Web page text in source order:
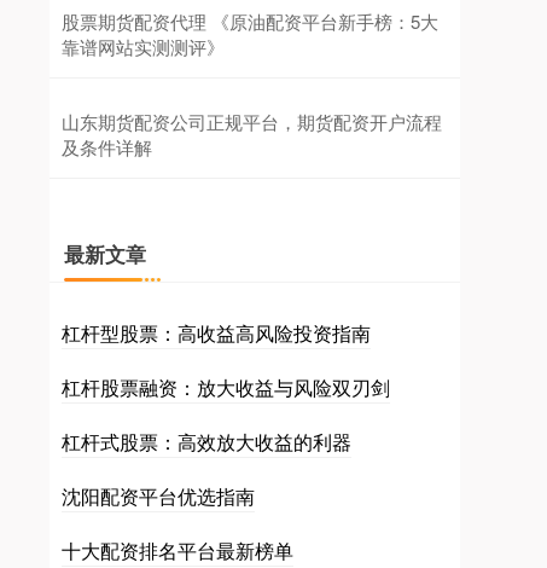
股票期货配资代理 《原油配资平台新手榜：5大
靠谱网站实测测评》
山东期货配资公司正规平台，期货配资开户流程
及条件详解
最新文章
杠杆型股票：高收益高风险投资指南
杠杆股票融资：放大收益与风险双刃剑
杠杆式股票：高效放大收益的利器
沈阳配资平台优选指南
十大配资排名平台最新榜单